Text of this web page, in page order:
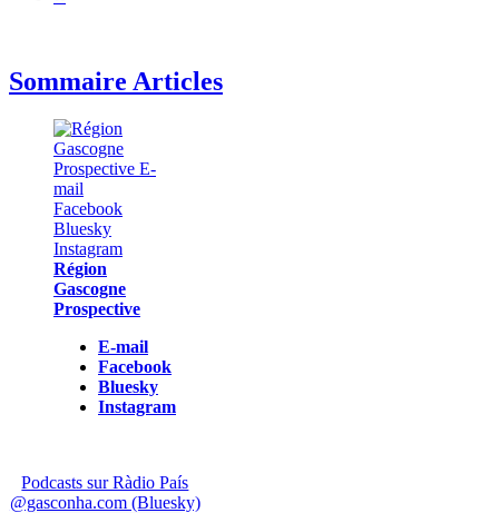
Sommaire Articles
Région
Gascogne
Prospective
E-mail
Facebook
Bluesky
Instagram
Podcasts sur Ràdio País
@gasconha.com (Bluesky)